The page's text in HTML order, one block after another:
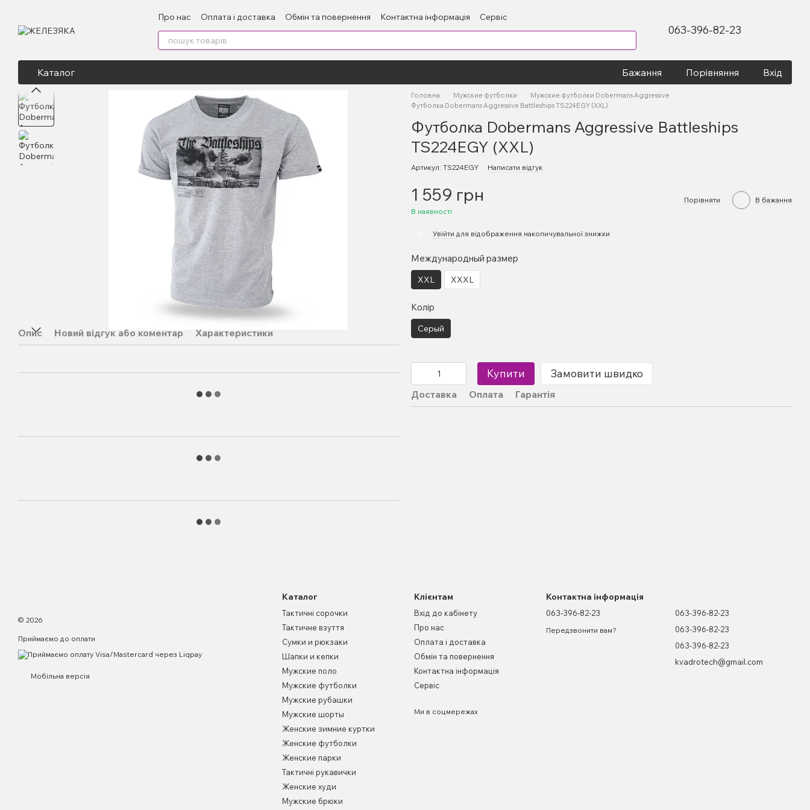
Про нас Оплата і доставка Обмін та повернення Контактна інформація Сервіс
063-396-82-23
Каталог Бажання Порівняння Вхід
Опис Новий відгук або коментар Характеристики
Головна Мужские футболки
Мужские футболки Dobermans Aggressive
Футболка Dobermans Aggressive Battleships TS224EGY (XXL)
Футболка Dobermans Aggressive Battleships
TS224EGY (XXL)
Артикул: TS224EGY Написати відгук
1 559 грн
В наявності
Порівняти В бажання
Увійти для відображення накопичувальної знижки
Международный размер
XXL XXXL
Колір
Серый
Купити Замовити швидко
Доставка Оплата Гарантія
© 2026
Приймаємо до оплати
Мобільна версія
Каталог
Тактичні сорочки
Тактичне взуття
Сумки и рюкзаки
Шапки и кепки
Мужские поло
Мужские футболки
Мужские рубашки
Мужские шорты
Женские зимние куртки
Женские футболки
Женские парки
Тактичні рукавички
Женские худи
Мужские брюки
Клієнтам
Вхід до кабінету
Про нас
Оплата і доставка
Обмін та повернення
Контактна інформація
Сервіс
Ми в соцмережах
Контактна інформація
063-396-82-23
Передзвонити вам?
063-396-82-23
063-396-82-23
063-396-82-23
kvadrotech@gmail.com